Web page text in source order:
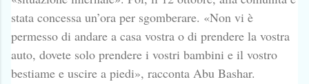
stata concessa un’ora per sgomberare. «Non vi è
permesso di andare a casa vostra o di prendere la vostra
auto, dovete solo prendere i vostri bambini e il vostro
bestiame e uscire a piedi», racconta Abu Bashar.